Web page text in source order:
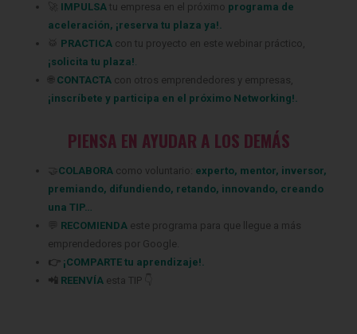
‍🚀 IMPULSA tu empresa en el próximo programa de
aceleración, ¡reserva tu plaza ya!.
PRACTICA con tu proyecto en este webinar práctico,
¡solicita tu plaza!.
🌐 CONTACTA con otros emprendedores y empresas,
¡inscríbete y participa en el próximo Networking!.
PIENSA EN AYUDAR A LOS DEMÁS
🤝 COLABORA como voluntario: experto, mentor, inversor,
premiando, difundiendo, retando, innovando, creando
una TIP…
RECOMIENDA este programa para que llegue a más
emprendedores por Google.
👉 ¡COMPARTE tu aprendizaje!.
📲 REENVÍA esta TIP 👇